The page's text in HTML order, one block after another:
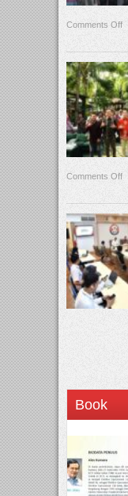
Comments Off
Comments Off
Book